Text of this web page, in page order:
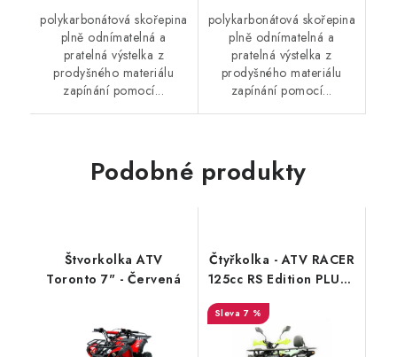
polykarbonátová skořepina
plně odnímatelná a
pratelná výstelka z
prodyšného materiálu
zapínání pomocí...
polykarbonátová skořepina
plně odnímatelná a
pratelná výstelka z
prodyšného materiálu
zapínání pomocí...
Podobné produkty
Štvorkolka ATV
Toronto 7" - Červená
Čtyřkolka - ATV RACER
125cc RS Edition PLUS -
7 %